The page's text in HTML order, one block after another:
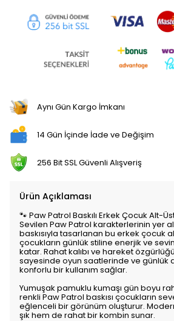
Aynı Gün Kargo İmkanı
14 Gün İçinde İade ve Değişim
256 Bit SSL Güvenli Alışveriş
Ürün Açıklaması
🐾 Paw Patrol Baskılı Erkek Çocuk Alt-
Sevilen Paw Patrol karakterlerinin yer
baskısıyla tasarlanan bu erkek çocuk
çocukların günlük stiline enerjik ve
katar. Rahat kalıbı ve hareket
sayesinde oyun saatlerinde ve günlük
konforlu bir kullanım sağlar.
Yumuşak pamuklu kumaşı gün boyu
renkli Paw Patrol baskısı çocukların
eğlenceli bir görünüm oluşturur.
şık hem de rahat bir kombin sunar.